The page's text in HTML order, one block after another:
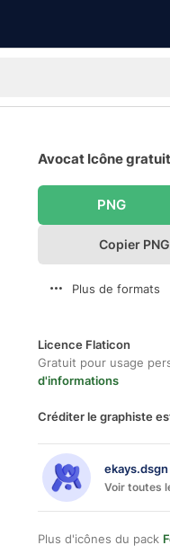
Avocat Icône gratuit
PNG
Copier PNG
Plus de formats
Licence Flaticon
Gratuit pour usage
d'informations
Créditer le graphiste
ekays.dsgn
Voir toutes
Plus d'icônes du pack